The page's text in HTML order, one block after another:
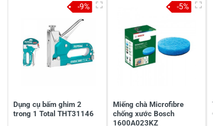
1
Dụng cụ bấm ghim 2
trong 1 Total THT31146
-9%
Miếng chà Microfibre
chống xước Bosch
1600A023KZ
-5%